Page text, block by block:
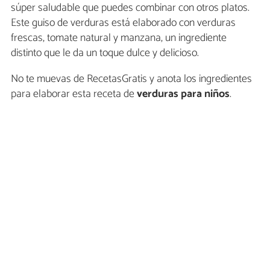
súper saludable que puedes combinar con otros platos.
Este guiso de verduras está elaborado con verduras
frescas, tomate natural y manzana, un ingrediente
distinto que le da un toque dulce y delicioso.
No te muevas de RecetasGratis y anota los ingredientes
para elaborar esta receta deverduras para niños.